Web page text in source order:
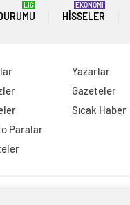
LİG
HISSELER
EKONOMİ
Paralar
Yazarlar
Gazeteler
Sıcak Haber